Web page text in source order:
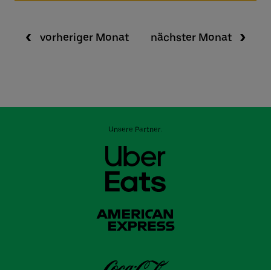
vorheriger Monat nächster Monat
Unsere Partner: